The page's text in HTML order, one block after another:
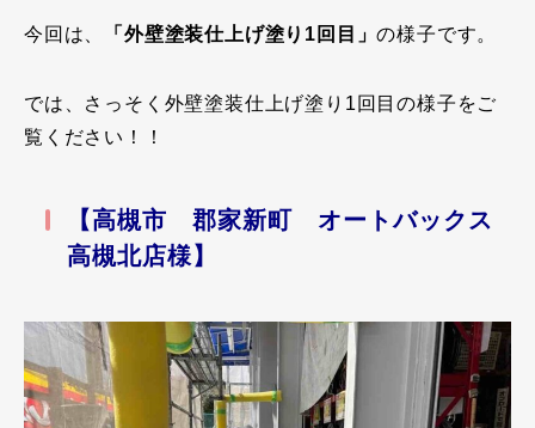
今回は、 「外壁塗装仕上げ塗り1回目」の様子です。
では、さっそく外壁塗装仕上げ塗り1回目の様子をご
覧ください！！
【高槻市 郡家新町 オートバックス
高槻北店様】